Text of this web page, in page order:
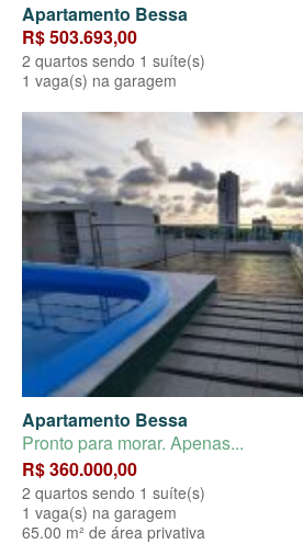
Apartamento Bessa
R$ 503.693,00
2 quartos sendo 1 suíte(s)
1 vaga(s) na garagem
Apartamento Bessa
Pronto para morar. Apenas...
R$ 360.000,00
2 quartos sendo 1 suíte(s)
1 vaga(s) na garagem
65.00 m² de área privativa